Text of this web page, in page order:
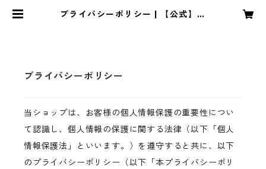
プライバシーポリシー | 【公式】ラ
プライバシーポリシー
当ショップは、お客様の個人情報保護の重要性につい
て認識し、個人情報の保護に関する法律（以下「個人
情報保護法」といいます。）を遵守すると共に、以下
のプライバシーポリシー（以下「本プライバシーポリ